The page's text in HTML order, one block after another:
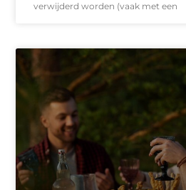
verwijderd worden (vaak met een